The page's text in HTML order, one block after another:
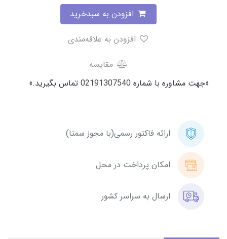
مقایسه
«جهت مشاوره با شماره 02191307540 تماس بگیرید.»
ارائه فاکتور رسمی(با مجوز سمتا)
امکان پرداخت در محل
ارسال به سراسر کشور